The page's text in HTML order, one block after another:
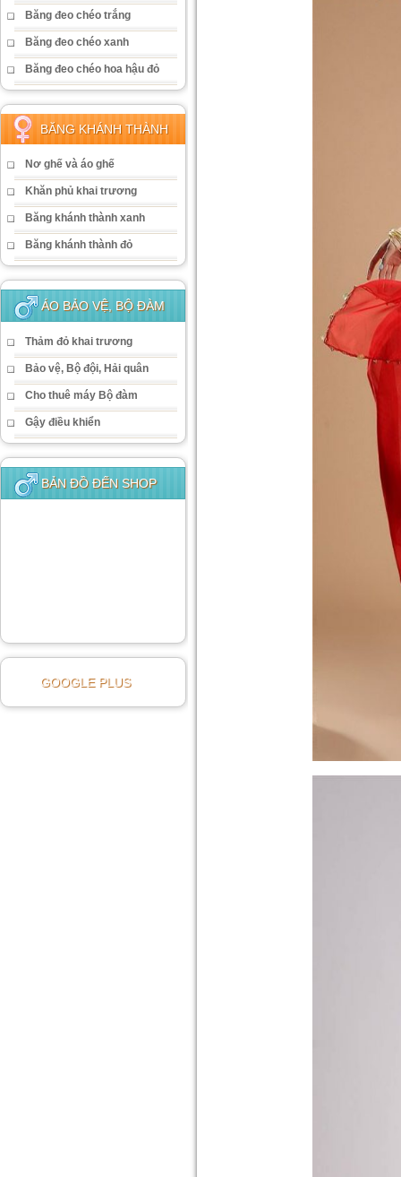
Băng đeo chéo trắng
Băng đeo chéo xanh
Băng đeo chéo hoa hậu đỏ
BĂNG KHÁNH THÀNH
Nơ ghế và áo ghế
Khăn phủ khai trương
Băng khánh thành xanh
Băng khánh thành đỏ
ÁO BẢO VỆ, BỘ ĐÀM
Thảm đỏ khai trương
Bảo vệ, Bộ đội, Hải quân
Cho thuê máy Bộ đàm
Gậy điều khiển
BẢN ĐỒ ĐẾN SHOP
GOOGLE PLUS